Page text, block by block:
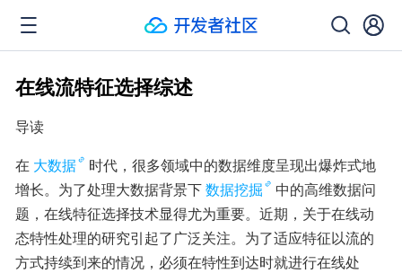
在线流特征选择综述
导读
在 大数据
时代，很多领域中的数据维度呈现出爆炸式地
增长。为了处理大数据背景下数据挖掘
中的高维数据问
题，在线特征选择技术显得尤为重要。近期，关于在线动
态特性处理的研究引起了广泛关注。为了适应特征以流的
方式持续到来的情况，必须在特性到达时就进行在线处